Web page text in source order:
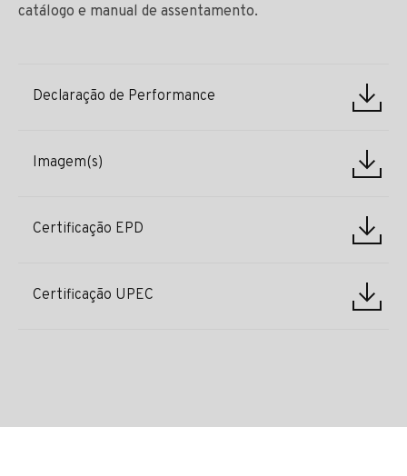
catálogo e manual de assentamento.
Declaração de Performance
Imagem(s)
Certificação EPD
Certificação UPEC